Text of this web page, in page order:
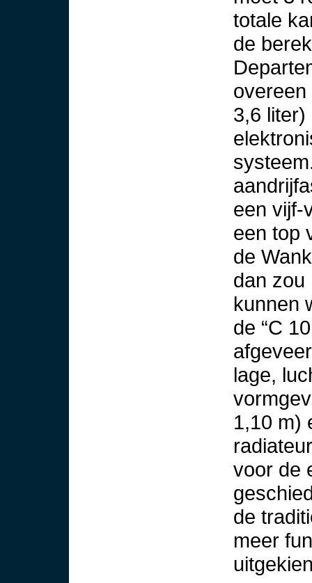
totale
de
3,6
een vijf-
een top
de
dan zou
kunnen
de “C
lage,
1,10 m)
voor de
de
meer